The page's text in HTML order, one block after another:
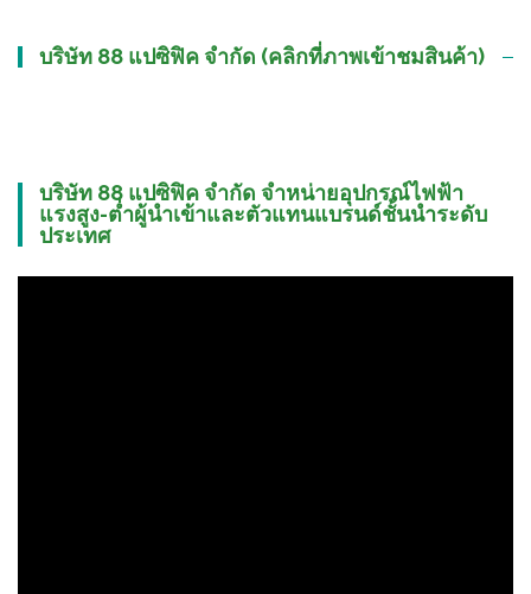
บริษัท 88 แปซิฟิค จำกัด (คลิกที่ภาพเข้าชมสินค้า)
บริษัท 88 แปซิฟิค จำกัด จำหน่ายอุปกรณ์ไฟฟ้า
แรงสูง-ต่ำผู้นำเข้าและตัวแทนแบรนด์ชั้นนำระดับ
ประเทศ